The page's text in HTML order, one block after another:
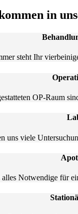
in
steht Ihr
OP-Raum
uns viele
Notwendige für